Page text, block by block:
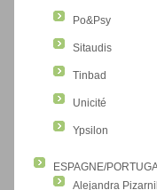
Po&Psy
Sitaudis
Tinbad
Unicité
Ypsilon
ESPAGNE/
Alejandra